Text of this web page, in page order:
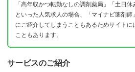
「高年収かつ転勤なしの調剤薬局」「土日休
といった人気求人の場合、「マイナビ薬剤
にご紹介してしまうこともあるためサイト
こともあります。
サービスのご紹介